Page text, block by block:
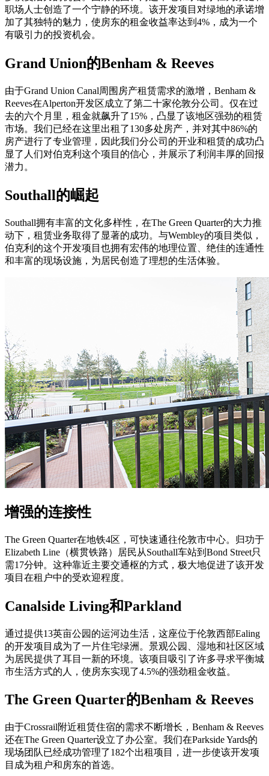
职场人士创造了一个宁静的环境。该开发项目对绿地的承诺增
加了其独特的魅力，使房东的租金收益率达到4%，成为一个
有吸引力的投资机会。
Grand Union的Benham & Reeves
由于Grand Union Canal周围房产租赁需求的激增，Benham &
Reeves在Alperton开发区成立了第二十家伦敦分公司。仅在过
去的六个月里，租金就飙升了15%，凸显了该地区强劲的租赁
市场。我们已经在这里出租了130多处房产，并对其中86%的
房产进行了专业管理，因此我们分公司的开业和租赁的成功凸
显了人们对伯克利这个项目的信心，并展示了利润丰厚的回报
潜力。
Southall的崛起
Southall拥有丰富的文化多样性，在The Green Quarter的大力推
动下，租赁业务取得了显著的成功。与Wembley的项目类似，
伯克利的这个开发项目也拥有宏伟的地理位置、绝佳的连通性
和丰富的现场设施，为居民创造了理想的生活体验。
增强的连接性
The Green Quarter在地铁4区，可快速通往伦敦市中心。归功于
Elizabeth Line（横贯铁路）居民从Southall车站到Bond Street只
需17分钟。这种靠近主要交通枢的方式，极大地促进了该开发
项目在租户中的受欢迎程度。
Canalside Living和Parkland
通过提供13英亩公园的运河边生活，这座位于伦敦西部Ealing
的开发项目成为了一片住宅绿洲。景观公园、湿地和社区区域
为居民提供了耳目一新的环境。该项目吸引了许多寻求平衡城
市生活方式的人，使房东实现了4.5%的强劲租金收益。
The Green Quarter的Benham & Reeves
由于Crossrail附近租赁住宿的需求不断增长，Benham & Reeves
还在The Green Quarter设立了办公室。我们在Parkside Yards的
现场团队已经成功管理了182个出租项目，进一步使该开发项
目成为租户和房东的首选。